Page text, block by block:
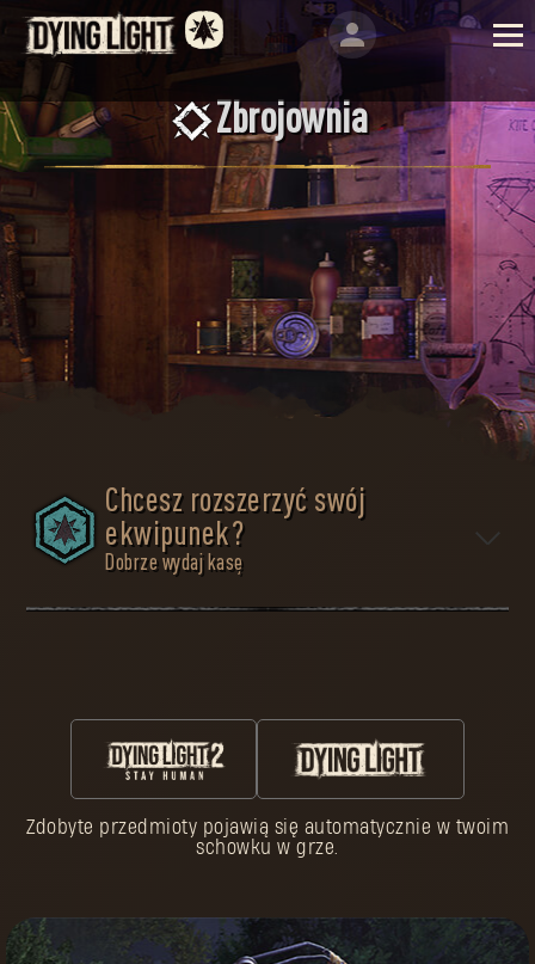
Zbrojownia
Chcesz rozszerzyć swój
ekwipunek?
Dobrze wydaj kasę
zlekceważyli niebezpieczeństwa czające się na
pustkowiu. Nie podziel ich losu. W zbrojowni znajdziesz
wszystko, co może przydać ci się w podróży. Dobrze
przemyśl swój wybór, bo nic na tym świecie nie jest za
darmo.
Dostosuj swoją
postać
Zdobyte przedmioty pojawią się automatycznie w twoim
schowku w grze.